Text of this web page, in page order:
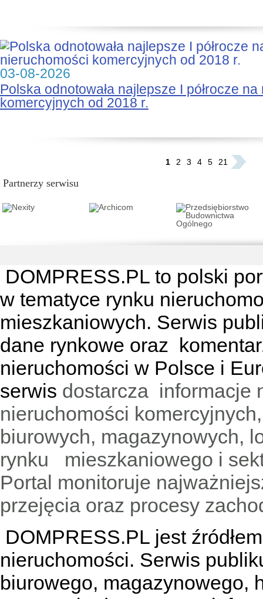
03-08-2026
Polska odnotowała najlepsze I półrocze
komercyjnych od 2018 r.
1 2 3 4 5 21
Partnerzy serwisu
DOMPRESS.PL to polski
w tematyce rynku
mieszkaniowych. Serwis
dane rynkowe oraz
nieruchomości w Polsce i
serwis dostarcza informacje
nieruchomości
biurowych, magazynowych,
rynku mieszkaniowego i
Portal monitoruje
przejęcia oraz procesy
DOMPRESS.PL jest
nieruchomości. Serwis
biurowego, magazynowego,